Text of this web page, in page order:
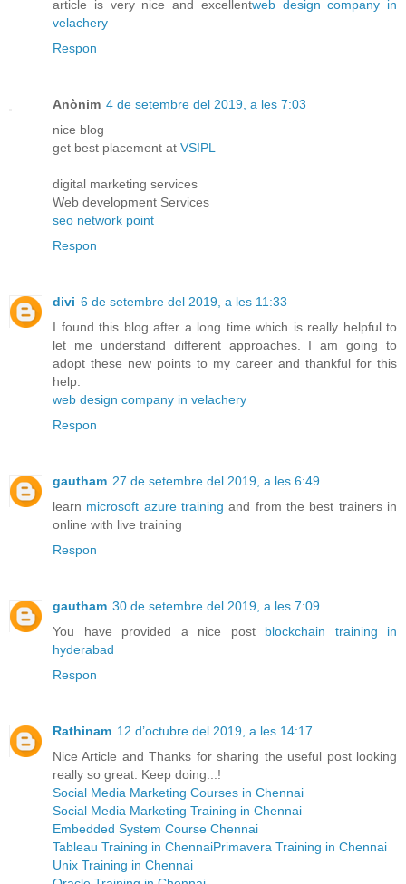
article is very nice and excellentweb design company in
velachery
Respon
Anònim 4 de setembre del 2019, a les 7:03
nice blog
get best placement at VSIPL
digital marketing services
Web development Services
seo network point
Respon
divi 6 de setembre del 2019, a les 11:33
I found this blog after a long time which is really helpful to
let me understand different approaches. I am going to
adopt these new points to my career and thankful for this
help.
web design company in velachery
Respon
gautham 27 de setembre del 2019, a les 6:49
learn microsoft azure training and from the best trainers in
online with live training
Respon
gautham 30 de setembre del 2019, a les 7:09
You have provided a nice post blockchain training in
hyderabad
Respon
Rathinam 12 d’octubre del 2019, a les 14:17
Nice Article and Thanks for sharing the useful post looking
really so great. Keep doing...!
Social Media Marketing Courses in Chennai
Social Media Marketing Training in Chennai
Embedded System Course Chennai
Tableau Training in ChennaiPrimavera Training in Chennai
Unix Training in Chennai